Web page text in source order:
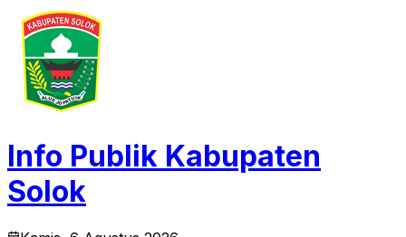
Info Publik Kabupaten
Solok